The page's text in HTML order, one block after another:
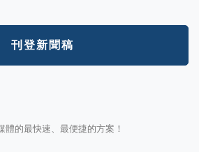
刊登新聞稿
的最快速、最便捷的方案！